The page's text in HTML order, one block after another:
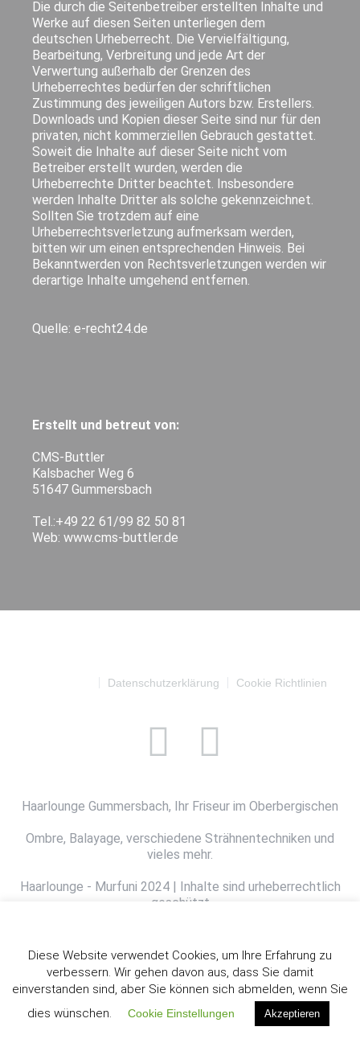
Die durch die Seitenbetreiber erstellten Inhalte und
Werke auf diesen Seiten unterliegen dem
deutschen Urheberrecht. Die Vervielfältigung,
Bearbeitung, Verbreitung und jede Art der
Verwertung außerhalb der Grenzen des
Urheberrechtes bedürfen der schriftlichen
Zustimmung des jeweiligen Autors bzw. Erstellers.
Downloads und Kopien dieser Seite sind nur für den
privaten, nicht kommerziellen Gebrauch gestattet.
Soweit die Inhalte auf dieser Seite nicht vom
Betreiber erstellt wurden, werden die
Urheberrechte Dritter beachtet. Insbesondere
werden Inhalte Dritter als solche gekennzeichnet.
Sollten Sie trotzdem auf eine
Urheberrechtsverletzung aufmerksam werden,
bitten wir um einen entsprechenden Hinweis. Bei
Bekanntwerden von Rechtsverletzungen werden wir
derartige Inhalte umgehend entfernen.
Quelle: e-recht24.de
Erstellt und betreut von:
CMS-Buttler
Kalsbacher Weg 6
51647 Gummersbach
Tel.:+49 22 61/99 82 50 81
Web: www.cms-buttler.de
Datenschutzerklärung Cookie Richtlinien
Haarlounge Gummersbach, Ihr Friseur im Oberbergischen
Ombre, Balayage, verschiedene Strähnentechniken und
vieles mehr.
Haarlounge - Murfuni 2024 | Inhalte sind urheberrechtlich
geschützt
Diese Website verwendet Cookies, um Ihre Erfahrung zu
verbessern. Wir gehen davon aus, dass Sie damit
einverstanden sind, aber Sie können sich abmelden, wenn Sie
dies wünschen.
Cookie Einstellungen Akzeptieren